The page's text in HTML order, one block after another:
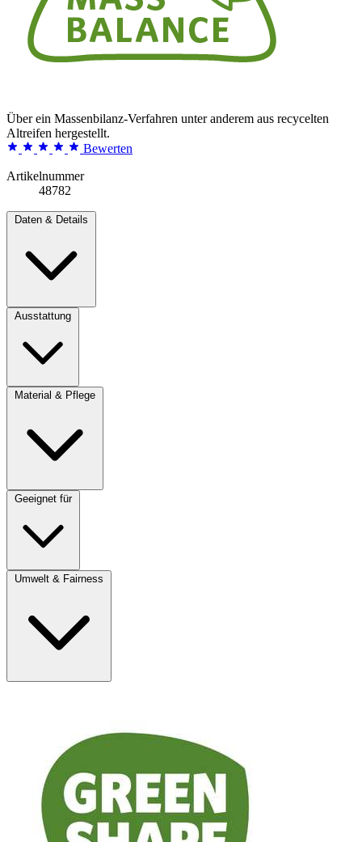
Über ein Massenbilanz-Verfahren unter anderem aus recycelten
Altreifen hergestellt.
Bewerten
Artikelnummer
48782
Daten & Details
Ausstattung
Material & Pflege
Geeignet für
Umwelt & Fairness